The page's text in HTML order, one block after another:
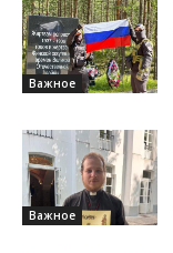
Важное
Важное